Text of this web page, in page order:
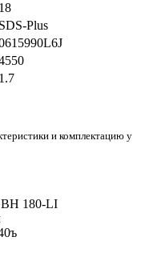
18
SDS-Plus
1.7
и комплектацию у
180-LI